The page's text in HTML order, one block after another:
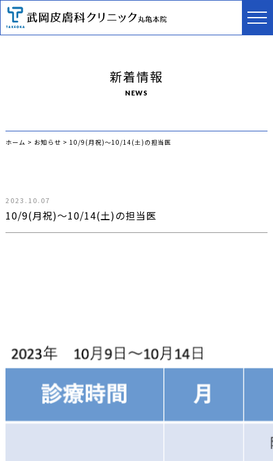
新着情報
NEWS
ホーム > お知らせ > 10/9(月祝)〜10/14(土)の担当医
10/9(月祝)〜10/14(土)の担当医
2023.10.07